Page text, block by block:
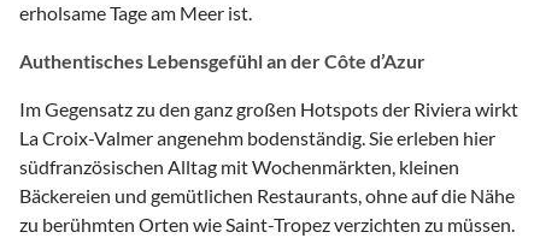
erholsame Tage am Meer ist.
Authentisches Lebensgefühl an der Côte d’Azur
Im Gegensatz zu den ganz großen Hotspots der Riviera wirkt
La Croix-Valmer angenehm bodenständig. Sie erleben hier
südfranzösischen Alltag mit Wochenmärkten, kleinen
Bäckereien und gemütlichen Restaurants, ohne auf die Nähe
zu berühmten Orten wie Saint-Tropez verzichten zu müssen.